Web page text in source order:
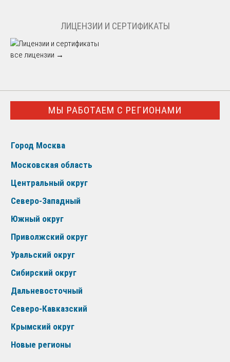
ЛИЦЕНЗИИ И СЕРТИФИКАТЫ
все лицензии →
МЫ РАБОТАЕМ С РЕГИОНАМИ
Город Москва
Московская область
Центральный округ
Северо-Западный
Южный округ
Приволжский округ
Уральский округ
Сибирский округ
Дальневосточный
Северо-Кавказский
Крымский округ
Новые регионы